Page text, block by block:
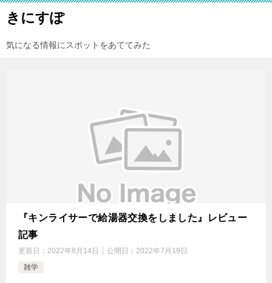
きにすぽ
気になる情報にスポットをあててみた
『キンライサーで給湯器交換をしました』レビュー
記事
更新日： 2022年8月14日 公開日： 2022年7月19日
雑学